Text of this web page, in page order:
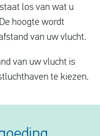
los van wat u
hoogte wordt
van uw vlucht.
van uw vlucht is
te kiezen.